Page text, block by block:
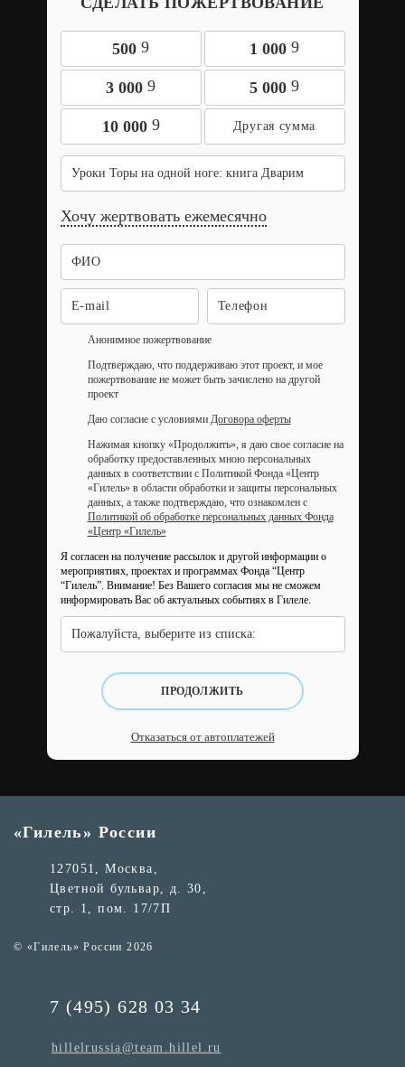
500 9 1 000 9
3 000 9 5 000 9
10 000 9
Уроки Торы на одной ноге: книга Дварим
Хочу жертвовать ежемесячно
Анонимное пожертвование
Подтверждаю, что поддерживаю этот проект, и мое
пожертвование не может быть зачислено на другой
проект
Даю согласие с условиями Договора оферты
Нажимая кнопку «Продолжить», я даю свое согласие на
обработку предоставленных мною персональных
данных в соответствии с Политикой Фонда «Центр
«Гилель» в области обработки и защиты персональных
данных, а также подтверждаю, что ознакомлен с
Политикой об обработке персональных данных Фонда
«Центр «Гилель»
Я согласен на получение рассылок и другой информации о
мероприятиях, проектах и программах Фонда “Центр
“Гилель”. Внимание! Без Вашего согласия мы не сможем
информировать Вас об актуальных событиях в Гилеле.
Пожалуйста, выберите из списка:
ПРОДОЛЖИТЬ
Отказаться от автоплатежей
«Гилель» России
127051, Москва,
Цветной бульвар, д. 30,
стр. 1, пом. 17/7П
© «Гилель» России 2026
7 (495) 628 03 34
hillelrussia@team.hillel.ru